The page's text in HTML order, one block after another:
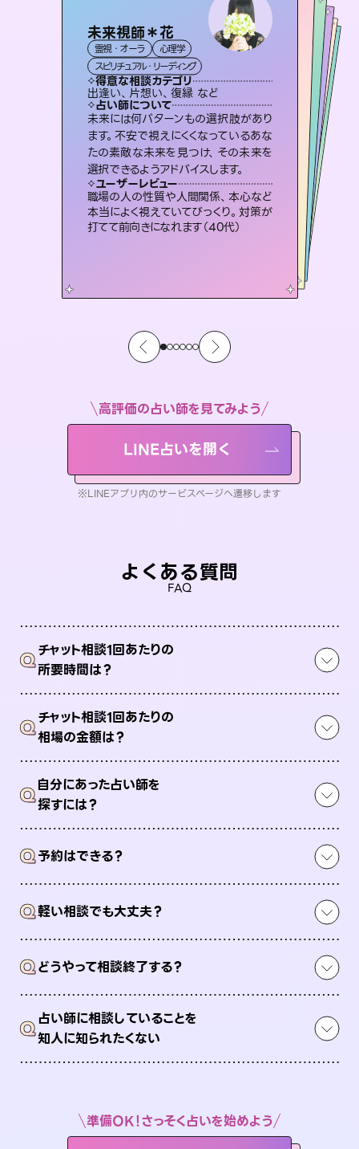
未来視師＊花
霊視・オーラ
心理学
スピリチュアル・リーディング
得意な相談カテゴリ
出逢い、片想い、復縁 など
占い師について
未来には何パターンもの選択肢があり
ます。不安で視えにくくなっているあな
たの素敵な未来を見つけ、その未来を
選択できるようアドバイスします。
ユーザーレビュー
職場の人の性質や人間関係、本心など
本当によく視えていてびっくり。対策が
打てて前向きになれます（40代）
桃源珠羽（とうげんみう）
霊視・オーラ タロット
スピリチュアル・リーディング
得意な相談カテゴリ
片想い、あの人の気持ち、復縁 など
占い師について
恋愛のお悩みの中でも特に「曖昧な関
係」の相談を得意としており、友達以上
恋人未満なお相手との今後や本音を丁
寧に読み解き恋愛成就へと導きます。
ユーザーレビュー
鑑定していただいてアドバイス通りに行
動すると仲が復活してきました。ありが
とうございました（40代 女性）
セラピスト理恵
霊視・オーラ
スピリチュアル・リーディング
得意な相談カテゴリ
片想い、二人の未来、年の差 など
占い師について
連絡再開、復縁、成就などの報告実績
多数。セラピストとして2万超の施術経
験があるからこそできる鑑定で、より良
い未来をサポートします。
ユーザーレビュー
とても心温まる鑑定でした。しかもこち
らは何も言っていないのに視えていらっ
しゃるんだなと驚きです（30代女性）
アイリス -iris-
西洋占星術
ルーン
得意な相談カテゴリ
恋愛総合、片想い、二人の未来 など
占い師について
復縁、恋愛、不倫の行方、同性愛や片思い、仕事関係や借金問題まで知りたいことや心の負担になっていることを紐解き、背中をそっと押して導きます。
ユーザーレビュー
安心感のあり、言い切ってくれる所や濁
さない鑑定のおかげで、毎回自分の気
持ちを整えられます（30代 男性）
おう 霊感オラクル
霊視・オーラ
オラクルカード
得意な相談カテゴリ
恋愛総合、あの人の気持ち など
占い師について
霊視×オラクルカードを使って「今」と
「未来」そして「気になるあの人の気持
ち」まで丁寧に読み解き、恋や人生のヒ
ントを優しく引き出します。
ユーザーレビュー
不安な気持ちが嘘みたいに晴れまし
た…！よく視えていらっしゃるんだなと
感じました（40代 女性）
彗望（すいぼう
霊視・オーラ
スピリチュアル・リーディング
得意な相談カテゴリ
片想い、あの人の気持ち、復縁 など
占い師について
3,700年以上の歴史を持つ東洋最古の
占術「易占」で詳細まで占い、幸せへ向
かう道筋を示します。厳しい結果にも具
体的な対策をお伝えします。
ユーザーレビュー
複雑な背景もしっかり聞いて鑑定して
いただけました。気持ちが楽になりまし
た（50代 女性）
高評価の占い師を見てみよう
LINE占いを開く
※LINEアプリ内のサービスページへ遷移します
よくある質問
FAQ
Qチャット相談1回あたりの
所要時間は？
Qチャット相談1回あたりの
相場の金額は？
Q自分にあった占い師を
探すには？
Q予約はできる？
Q軽い相談でも大丈夫？
Qどうやって相談終了する？
Q占い師に相談していることを
知人に知られたくない
準備OK！さっそく占いを始めよう